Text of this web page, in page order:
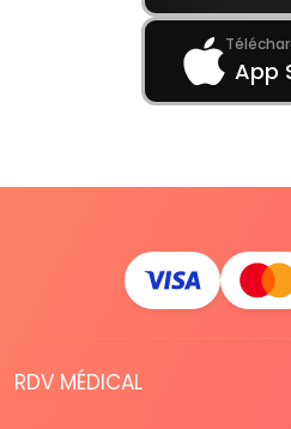
App
RDV MÉDICAL